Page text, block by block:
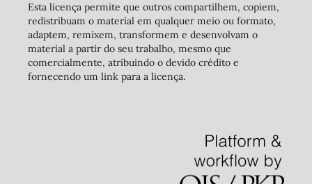
Esta licença permite que outros compartilhem, copiem,
redistribuam o material em qualquer meio ou formato,
adaptem, remixem, transformem e desenvolvam o
material a partir do seu trabalho, mesmo que
comercialmente, atribuindo o devido crédito e
fornecendo um link para a licença.